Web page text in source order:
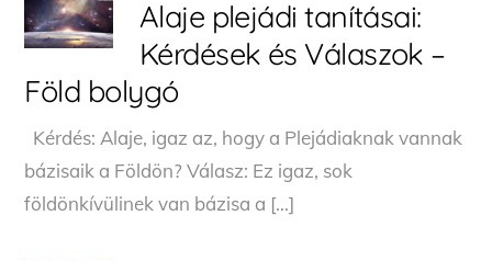
Alaje plejádi tanításai:
Kérdések és Válaszok –
Föld bolygó
Kérdés: Alaje, igaz az, hogy a Plejádiaknak vannak
bázisaik a Földön? Válasz: Ez igaz, sok
földönkívülinek van bázisa a […]